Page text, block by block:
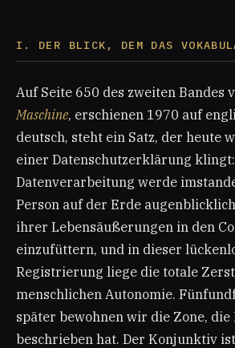
I. DER BLICK, DEM DAS
Auf Seite 650 des zweiten Bandes
Maschine, erschienen 1970 auf
deutsch, steht ein Satz, der heute
einer Datenschutzerklärung
Datenverarbeitung werde
Person auf der Erde
ihrer Lebensäußerungen in den
einzufüttern, und in dieser
Registrierung liege die totale
menschlichen Autonomie.
später bewohnen wir die Zone,
beschrieben hat. Der Konjunktiv